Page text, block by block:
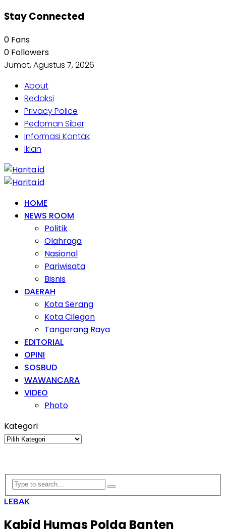
Stay Connected
0 Fans
0 Followers
Jumat, Agustus 7, 2026
About
Redaksi
Privacy Police
Pedoman Siber
Informasi Kontak
Iklan
HOME
NEWS ROOM
Politik
Olahraga
Nasional
Pariwisata
Bisnis
DAERAH
Kota Serang
Kota Cilegon
Tangerang Raya
EDITORIAL
OPINI
SOSBUD
WAWANCARA
VIDEO
Photo
Kategori
Kategori
LEBAK
Kabid Humas Polda Banten